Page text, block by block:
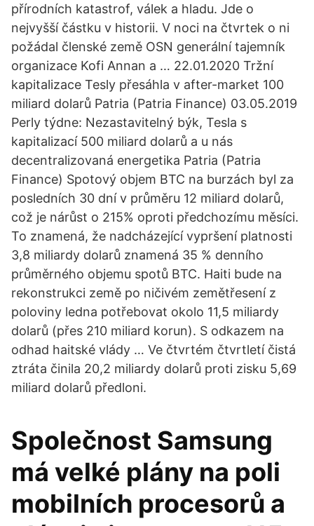
přírodních katastrof, válek a hladu. Jde o
nejvyšší částku v historii. V noci na čtvrtek o ni
požádal členské země OSN generální tajemník
organizace Kofi Annan a … 22.01.2020 Tržní
kapitalizace Tesly přesáhla v after-market 100
miliard dolarů Patria (Patria Finance) 03.05.2019
Perly týdne: Nezastavitelný býk, Tesla s
kapitalizací 500 miliard dolarů a u nás
decentralizovaná energetika Patria (Patria
Finance) Spotový objem BTC na burzách byl za
posledních 30 dní v průměru 12 miliard dolarů,
což je nárůst o 215% oproti předchozímu měsíci.
To znamená, že nadcházející vypršení platnosti
3,8 miliardy dolarů znamená 35 % denního
průměrného objemu spotů BTC. Haiti bude na
rekonstrukci země po ničivém zemětřesení z
poloviny ledna potřebovat okolo 11,5 miliardy
dolarů (přes 210 miliard korun). S odkazem na
odhad haitské vlády … Ve čtvrtém čtvrtletí čistá
ztráta činila 20,2 miliardy dolarů proti zisku 5,69
miliard dolarů předloni.
Společnost Samsung
má velké plány na poli
mobilních procesorů a